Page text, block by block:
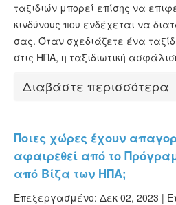
ταξιδιών μπορεί επίσης να
κινδύνους που ενδέχεται να
σας. Όταν σχεδιάζετε ένα
στις ΗΠΑ, η ταξιδιωτική
Διαβάστε περισσότερα
Ποιες χώρες έχουν
αφαιρεθεί από το
από Βίζα των ΗΠΑ;
Επεξεργασμένο: Δεκ 02, 2023 |